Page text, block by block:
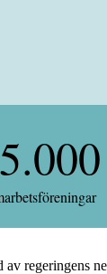
regeringens